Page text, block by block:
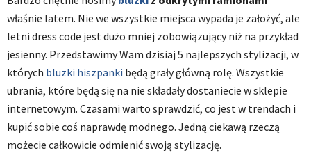
właśnie latem. Nie we wszystkie miejsca wypada je założyć, ale
letni dress code jest dużo mniej zobowiązujący niż na przykład
jesienny. Przedstawimy Wam dzisiaj 5 najlepszych stylizacji, w
których bluzki hiszpanki będą grały główną rolę. Wszystkie
ubrania, które będą się na nie składały dostaniecie w sklepie
internetowym. Czasami warto sprawdzić, co jest w trendach i
kupić sobie coś naprawdę modnego. Jedną ciekawą rzeczą
możecie całkowicie odmienić swoją stylizację.